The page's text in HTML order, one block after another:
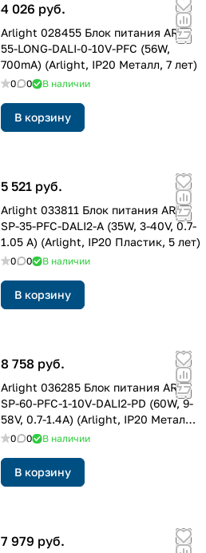
4 026 руб.
Arlight 028455 Блок питания ARJ-
55-LONG-DALI-0-10V-PFC (56W,
700mA) (Arlight, IP20 Металл, 7 лет)
0 0 В наличии
В корзину
5 521 руб.
Arlight 033811 Блок питания ARJ-
SP-35-PFC-DALI2-A (35W, 3-40V, 0.7-
1.05 A) (Arlight, IP20 Пластик, 5 лет)
0 0 В наличии
В корзину
8 758 руб.
Arlight 036285 Блок питания ARJ-
SP-60-PFC-1-10V-DALI2-PD (60W, 9-
58V, 0.7-1.4A) (Arlight, IP20 Металл,
5 лет)
0 0 В наличии
В корзину
7 979 руб.